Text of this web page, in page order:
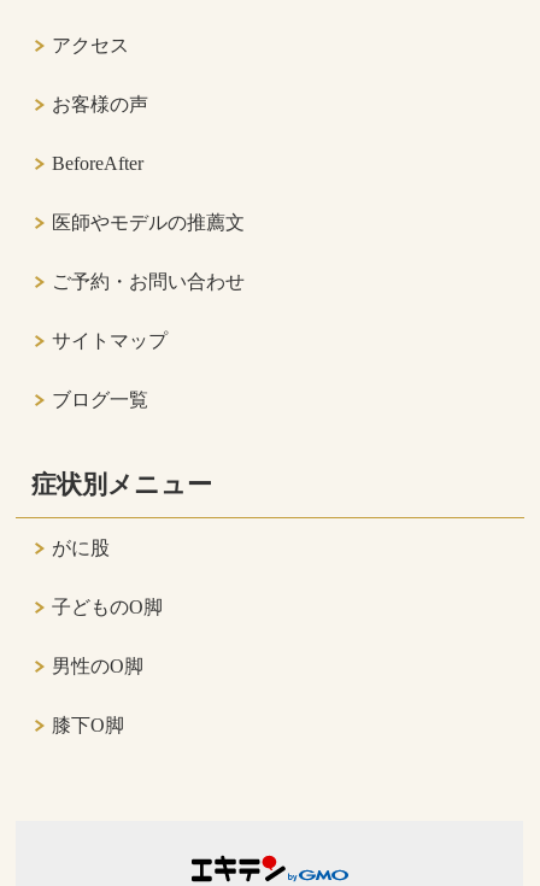
アクセス
お客様の声
BeforeAfter
医師やモデルの推薦文
ご予約・お問い合わせ
サイトマップ
ブログ一覧
症状別メニュー
がに股
子どものO脚
男性のO脚
膝下O脚